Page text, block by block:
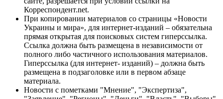
Корреспондент.net.
При копировании материалов со страницы «Новости
Украины и мира», для интернет-изданий – обязательна
прямая открытая для поисковых систем гиперссылка.
Ссылка должна быть размещена в независимости от
полного либо частичного использования материалов.
Гиперссылка (для интернет- изданий) – должна быть
размещена в подзаголовке или в первом абзаце
материала.
Новости с пометками "Мнение", "Экспертиза",